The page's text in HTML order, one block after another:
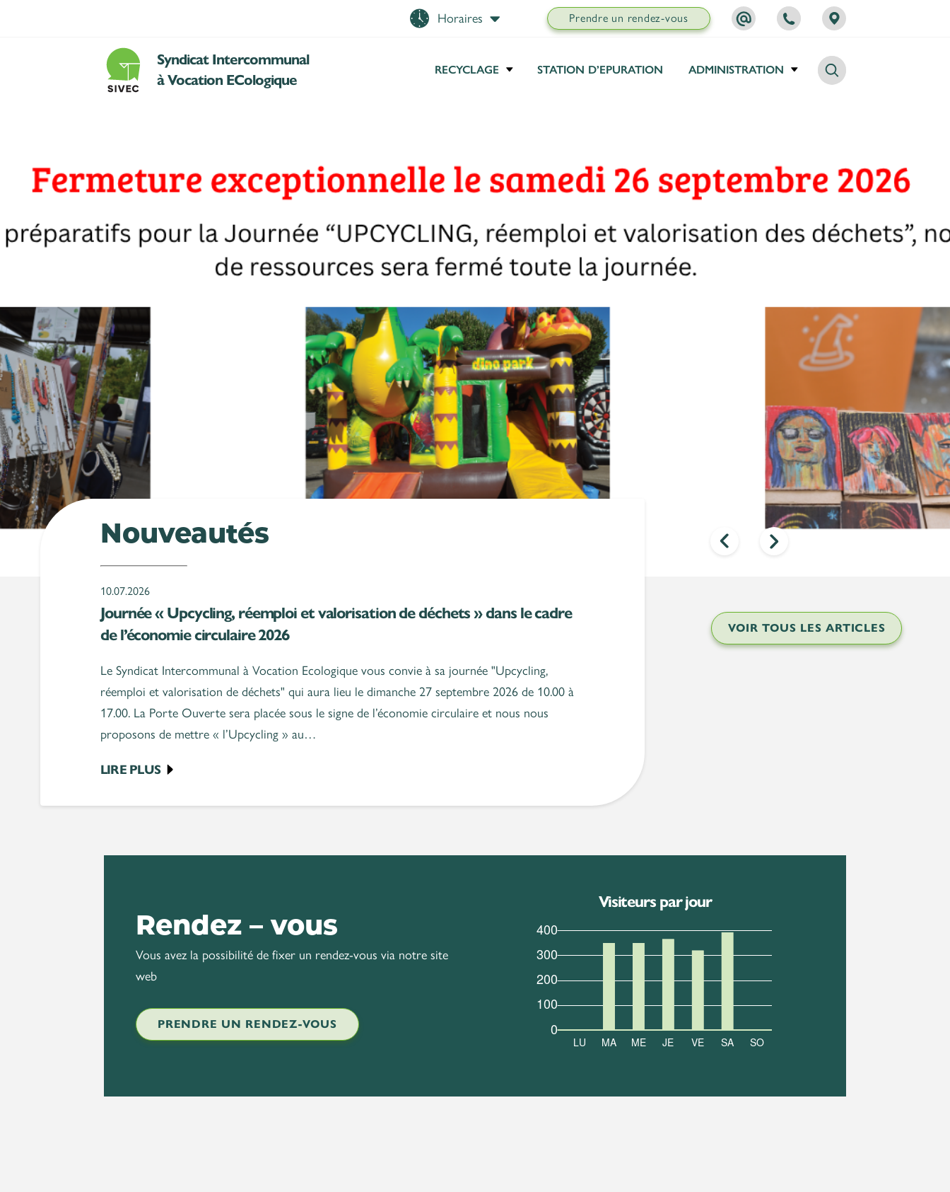
Horaires
Détails de l'Horaires
Prendre un rendez-vous
+352
Syndicat Intercommunal
à Vocation ECologique
RECYCLAGE STATION D’EPURATION ADMINISTRATION Chercher
Nouveautés
10.07.2026
Journée « Upcycling, réemploi et valorisation de déchets » dans le cadre
de l’économie circulaire 2026
Le Syndicat Intercommunal à Vocation Ecologique vous convie à sa journée "Upcycling,
réemploi et valorisation de déchets" qui aura lieu le dimanche 27 septembre 2026 de 10.00 à
17.00. La Porte Ouverte sera placée sous le signe de l’économie circulaire et nous nous
proposons de mettre « l’Upcycling » au…
LIRE PLUS
VOIR TOUS LES ARTICLES
Rendez – vous
Vous avez la possibilité de fixer un rendez-vous via notre site
web
PRENDRE UN RENDEZ-VOUS
Visiteurs par jour